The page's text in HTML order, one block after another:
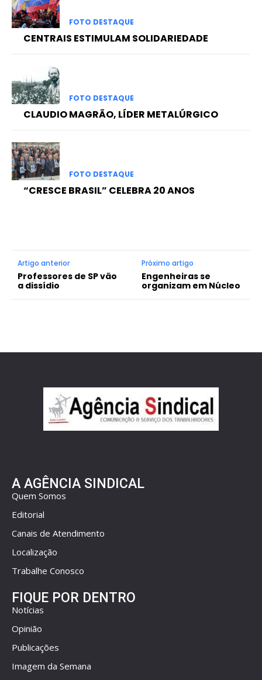
FOTO DESTAQUE
CENTRAIS ESTIMULAM SOLIDARIEDADE
FOTO DESTAQUE
CLAUDIO MAGRÃO, LÍDER METALÚRGICO
FOTO DESTAQUE
“CRESCE BRASIL” CELEBRA 20 ANOS
Artigo anterior
Professores de SP vão
a dissídio
Próximo artigo
Engenheiras se
organizam em Núcleo
A AGÊNCIA SINDICAL
Quem Somos
Editorial
Canais de Atendimento
Localização
Trabalhe Conosco
FIQUE POR DENTRO
Notícias
Opinião
Publicações
Imagem da Semana